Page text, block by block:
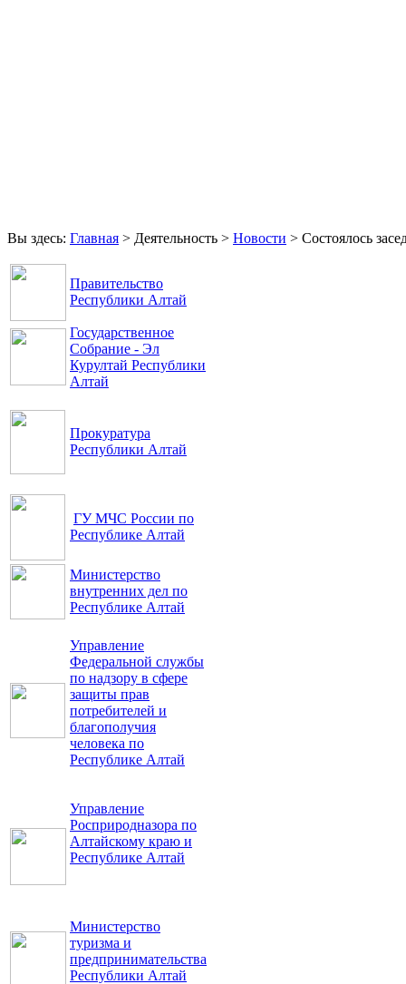
Вы здесь: Главная > Деятельность > Новости > Состоялось
Правительство
Республики Алтай
Государственное
Собрание - Эл
Курултай Республики
Алтай
Прокуратура
Республики Алтай
ГУ МЧС России по
Республике Алтай
Министерство
внутренних дел по
Республике Алтай
Управление
Федеральной службы
по надзору в сфере
защиты прав
потребителей и
благополучия
человека по
Республике Алтай
Управление
Росприродназора по
Алтайскому краю и
Республике Алтай
Министерство
туризма и
предпринимательства
Республики Алтай